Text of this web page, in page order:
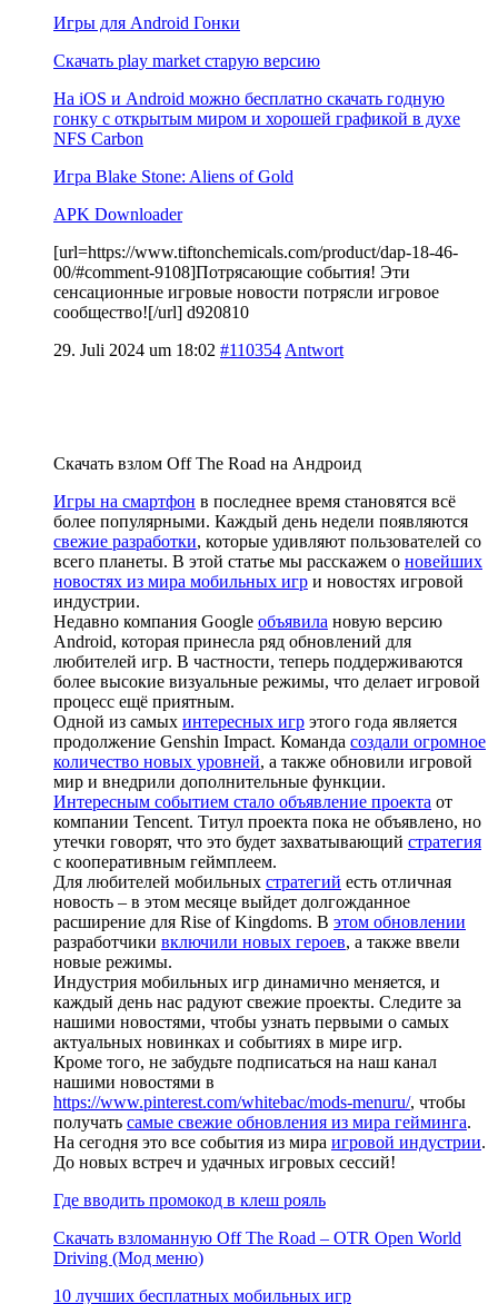
Игры для Android Гонки
Скачать play market старую версию
На iOS и Android можно бесплатно скачать годную
гонку с открытым миром и хорошей графикой в духе
NFS Carbon
Игра Blake Stone: Aliens of Gold
APK Downloader
[url=https://www.tiftonchemicals.com/product/dap-18-46-
00/#comment-9108]Потрясающие события! Эти
сенсационные игровые новости потрясли игровое
сообщество![/url] d920810
29. Juli 2024 um 18:02 #110354 Antwort
Скачать взлом Off The Road на Андроид
Игры на смартфон в последнее время становятся всё
более популярными. Каждый день недели появляются
свежие разработки, которые удивляют пользователей со
всего планеты. В этой статье мы расскажем о новейших
новостях из мира мобильных игр и новостях игровой
индустрии.
Недавно компания Google объявила новую версию
Android, которая принесла ряд обновлений для
любителей игр. В частности, теперь поддерживаются
более высокие визуальные режимы, что делает игровой
процесс ещё приятным.
Одной из самых интересных игр этого года является
продолжение Genshin Impact. Команда создали огромное
количество новых уровней, а также обновили игровой
мир и внедрили дополнительные функции.
Интересным событием стало объявление проекта от
компании Tencent. Титул проекта пока не объявлено, но
утечки говорят, что это будет захватывающий стратегия
с кооперативным геймплеем.
Для любителей мобильных стратегий есть отличная
новость – в этом месяце выйдет долгожданное
расширение для Rise of Kingdoms. В этом обновлении
разработчики включили новых героев, а также ввели
новые режимы.
Индустрия мобильных игр динамично меняется, и
каждый день нас радуют свежие проекты. Следите за
нашими новостями, чтобы узнать первыми о самых
актуальных новинках и событиях в мире игр.
Кроме того, не забудьте подписаться на наш канал
нашими новостями в
https://www.pinterest.com/whitebac/mods-menuru/, чтобы
получать самые свежие обновления из мира гейминга.
На сегодня это все события из мира игровой индустрии.
До новых встреч и удачных игровых сессий!
Где вводить промокод в клеш рояль
Скачать взломанную Off The Road – OTR Open World
Driving (Мод меню)
10 лучших бесплатных мобильных игр